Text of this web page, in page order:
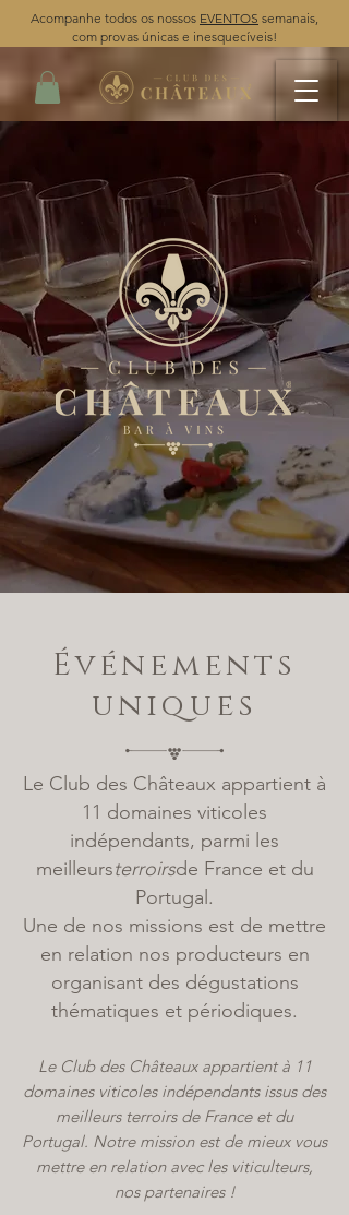
Acompanhe todos os nossos EVENTOS semanais,
com provas únicas e inesquecíveis!
Événements
uniques
Le Club des Châteaux appartient à
11 domaines viticoles
indépendants, parmi les
meilleursterroirsde France et du
Portugal.
Une de nos missions est de mettre
en relation nos producteurs en
organisant des dégustations
thématiques et périodiques.
Le Club des Châteaux appartient à 11
domaines viticoles indépendants issus des
meilleurs terroirs de France et du
Portugal. Notre mission est de mieux vous
mettre en relation avec les viticulteurs,
nos partenaires !